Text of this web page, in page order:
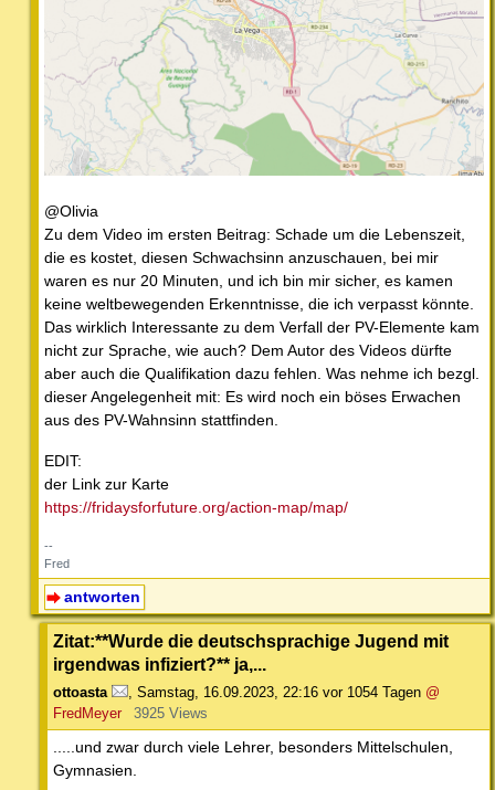
@Olivia
Zu dem Video im ersten Beitrag: Schade um die Lebenszeit,
die es kostet, diesen Schwachsinn anzuschauen, bei mir
waren es nur 20 Minuten, und ich bin mir sicher, es kamen
keine weltbewegenden Erkenntnisse, die ich verpasst könnte.
Das wirklich Interessante zu dem Verfall der PV-Elemente kam
nicht zur Sprache, wie auch? Dem Autor des Videos dürfte
aber auch die Qualifikation dazu fehlen. Was nehme ich bezgl.
dieser Angelegenheit mit: Es wird noch ein böses Erwachen
aus des PV-Wahnsinn stattfinden.
EDIT:
der Link zur Karte
https://fridaysforfuture.org/action-map/map/
--
Fred
antworten
Zitat:**Wurde die deutschsprachige Jugend mit
irgendwas infiziert?** ja,...
ottoasta Samstag, 16.09.2023, 22:16 vor 1054 Tagen @
FredMeyer
3925 Views
.....und zwar durch viele Lehrer, besonders Mittelschulen,
Gymnasien.